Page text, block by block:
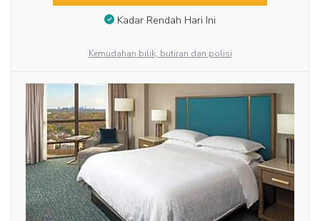
Kadar Rendah Hari Ini
Kemudahan bilik, butiran dan polisi